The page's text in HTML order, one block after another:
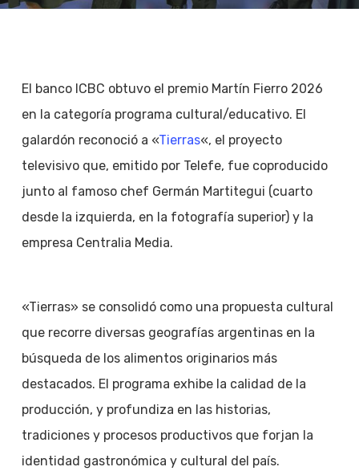
El banco ICBC obtuvo el premio Martín Fierro 2026
en la categoría programa cultural/educativo. El
galardón reconoció a «Tierras«, el proyecto
televisivo que, emitido por Telefe, fue coproducido
junto al famoso chef Germán Martitegui (cuarto
desde la izquierda, en la fotografía superior) y la
empresa Centralia Media.
«Tierras» se consolidó como una propuesta cultural
que recorre diversas geografías argentinas en la
búsqueda de los alimentos originarios más
destacados. El programa exhibe la calidad de la
producción, y profundiza en las historias,
tradiciones y procesos productivos que forjan la
identidad gastronómica y cultural del país.